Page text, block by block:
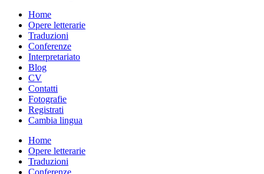
Home
Opere letterarie
Traduzioni
Conferenze
Interpretariato
Blog
CV
Contatti
Fotografie
Registrati
Cambia lingua
Home
Opere letterarie
Traduzioni
Conferenze